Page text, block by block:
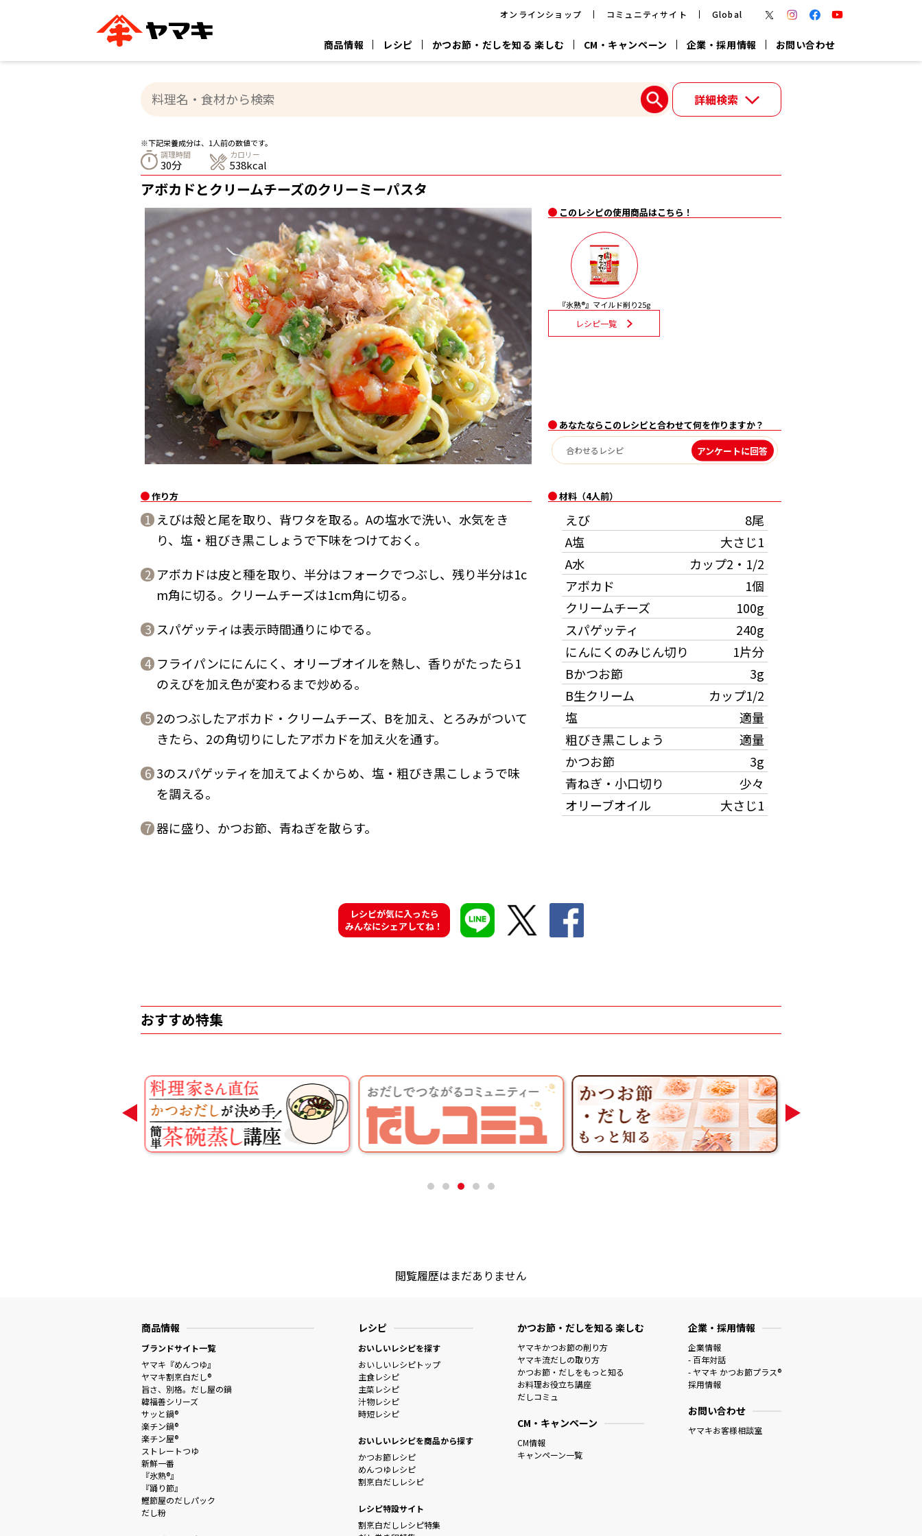
オンラインショップ コミュニティサイト Global
商品情報 レシピ かつお節・だしを知る 楽しむ CM・キャンペーン 企業・採用情報 お問い合わせ
ヤマキ
ヤマキ
楽チン鍋® 楽チン屋®
ストレート
つゆ
カテゴリー別
かつお節 削りぶし かつおパック 煮干 粉末 だしの素 だしパック 白だし
おいしいレシピTOP
汁物レシピ
レシピ特設サイト
ヤマキかつお節の削り方
CM情報
企業情報 ヤマキ かつお節プラス®
ジョブリターン制
詳細検索
※下記栄養成分は、1人前の数値です。
調理時間
30分
カロリー
538kcal
アボカドとクリームチーズのクリーミーパスタ
このレシピの使用商品はこちら！
『氷熟®』マイルド削り25g
レシピ一覧
あなたならこのレシピと合わせて何を作りますか？
アンケートに回答
作り方
1 えびは殻と尾を取り、背ワタを取る。Aの塩水で洗い、水気をき
り、塩・粗びき黒こしょうで下味をつけておく。
2 アボカドは皮と種を取り、半分はフォークでつぶし、残り半分は1c
m角に切る。クリームチーズは1cm角に切る。
3 スパゲッティは表示時間通りにゆでる。
4 フライパンににんにく、オリーブオイルを熱し、香りがたったら1
のえびを加え色が変わるまで炒める。
5 2のつぶしたアボカド・クリームチーズ、Bを加え、とろみがついて
きたら、2の角切りにしたアボカドを加え火を通す。
6 3のスパゲッティを加えてよくからめ、塩・粗びき黒こしょうで味
を調える。
7 器に盛り、かつお節、青ねぎを散らす。
材料（4人前）
えび
8尾
A塩
大さじ1
A水
カップ2・1/2
アボカド
1個
クリームチーズ
100g
スパゲッティ
240g
にんにくのみじん切り
1片分
Bかつお節
3g
B生クリーム
カップ1/2
塩
適量
粗びき黒こしょう
適量
かつお節
3g
青ねぎ・小口切り
少々
オリーブオイル
大さじ1
レシピが気に入ったら
みんなにシェアしてね！
おすすめ特集
閲覧履歴はまだありません
商品情報
ブランドサイト一覧
ヤマキ『めんつゆ』
ヤマキ割烹白だし®
旨さ、別格。だし屋の鍋
韓福善シリーズ
サッと鍋®
楽チン鍋®
楽チン屋®
ストレートつゆ
新鮮一番
『氷熟®』
『踊り節』
鰹節屋のだしパック
だし粉
レシピ
おいしいレシピを探す
おいしいレシピトップ
主食レシピ
主菜レシピ
汁物レシピ
時短レシピ
おいしいレシピを商品から探す
かつお節レシピ
めんつゆレシピ
割烹白だしレシピ
レシピ特設サイト
割烹白だしレシピ特集
かつお節・だしを知る 楽しむ
ヤマキかつお節の削り方
ヤマキ流だしの取り方
かつお節・だしをもっと知る
お料理お役立ち講座
だしコミュ
CM・キャンペーン
CM情報
キャンペーン一覧
企業・採用情報
企業情報
- 百年対話
- ヤマキ かつお節プラス®
採用情報
お問い合わせ
ヤマキお客様相談室